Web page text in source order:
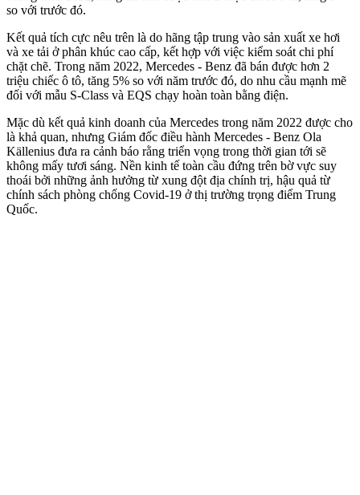
so với trước đó.
Kết quả tích cực nêu trên là do hãng tập trung vào sản xuất xe hơi
và xe tải ở phân khúc cao cấp, kết hợp với việc kiểm soát chi phí
chặt chẽ. Trong năm 2022, Mercedes - Benz đã bán được hơn 2
triệu chiếc ô tô, tăng 5% so với năm trước đó, do nhu cầu mạnh mẽ
đối với mẫu S-Class và EQS chạy hoàn toàn bằng điện.
Mặc dù kết quả kinh doanh của Mercedes trong năm 2022 được cho
là khả quan, nhưng Giám đốc điều hành Mercedes - Benz Ola
Källenius đưa ra cảnh báo rằng triển vọng trong thời gian tới sẽ
không mấy tươi sáng. Nền kinh tế toàn cầu đứng trên bờ vực suy
thoái bởi những ảnh hưởng từ xung đột địa chính trị, hậu quả từ
chính sách phòng chống Covid-19 ở thị trường trọng điểm Trung
Quốc.